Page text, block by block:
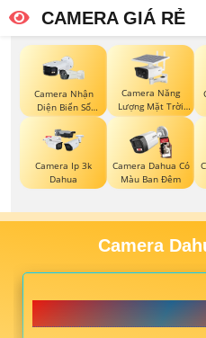
CAMERA GIÁ RẺ
Camera Nhận
Diện Biển Số
Dahua
Camera Năng
Lượng Mặt Trời
Dahua
Camera Ip 3k
Dahua
Camera Dahua Có
Màu Ban Đêm
Camera